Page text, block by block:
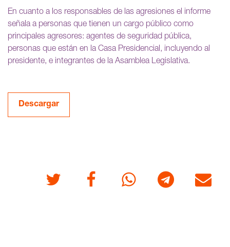
En cuanto a los responsables de las agresiones el informe
señala a personas que tienen un cargo público como
principales agresores: agentes de seguridad pública,
personas que están en la Casa Presidencial, incluyendo al
presidente, e integrantes de la Asamblea Legislativa.
Descargar
Twitter FacebookWhatsappTelegram Correo